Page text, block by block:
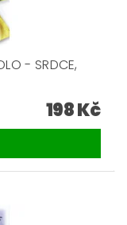
- SRDCE,
198 Kč